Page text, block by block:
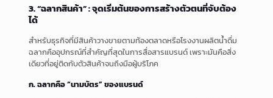
3. “ฉลากสินค้า” : จุดเริ่มต้นของการสร้างตัวตนที่จับต้อง
ได้
สำหรับธุรกิจที่มีสินค้าวางขายตามท้องตลาดหรือโรงงานผลิตน้ำดื่ม
ฉลากคืออุปกรณ์ที่สำคัญที่สุดในการสื่อสารแบรนด์ เพราะมันคือสิ่ง
เดียวที่อยู่ติดกับตัวสินค้าจนถึงมือผู้บริโภค
ก. ฉลากคือ “นามบัตร” ของแบรนด์